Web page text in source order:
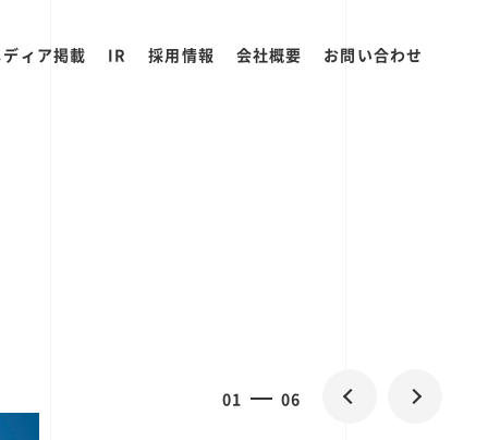
ィア掲載 IR 採用情報 会社概要 お問い合わせ
01 06